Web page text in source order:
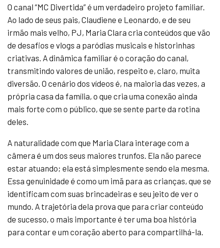
O canal “MC Divertida” é um verdadeiro projeto familiar.
Ao lado de seus pais, Claudiene e Leonardo, e de seu
irmão mais velho, PJ, Maria Clara cria conteúdos que vão
de desafios e vlogs a paródias musicais e historinhas
criativas. A dinâmica familiar é o coração do canal,
transmitindo valores de união, respeito e, claro, muita
diversão. O cenário dos vídeos é, na maioria das vezes, a
própria casa da família, o que cria uma conexão ainda
mais forte com o público, que se sente parte da rotina
deles.
A naturalidade com que Maria Clara interage com a
câmera é um dos seus maiores trunfos. Ela não parece
estar atuando; ela está simplesmente sendo ela mesma.
Essa genuinidade é como um imã para as crianças, que se
identificam com suas brincadeiras e seu jeito de ver o
mundo. A trajetória dela prova que para criar conteúdo
de sucesso, o mais importante é ter uma boa história
para contar e um coração aberto para compartilhá-la.